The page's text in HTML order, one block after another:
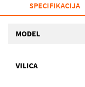
SPECIFIKACIJA
MODEL
VILICA